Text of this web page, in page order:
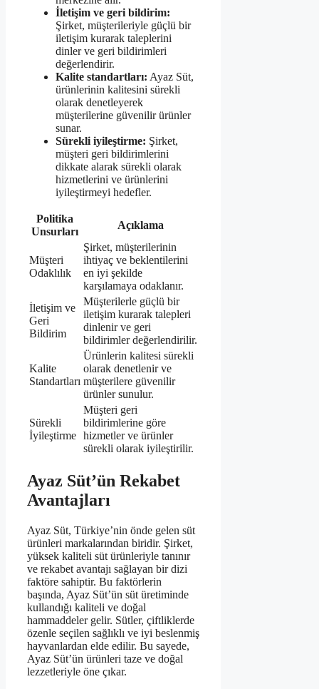
İletişim ve geri bildirim:
Şirket, müşterileriyle güçlü bir
iletişim kurarak taleplerini
dinler ve geri bildirimleri
değerlendirir.
Kalite standartları: Ayaz Süt,
ürünlerinin kalitesini sürekli
olarak denetleyerek
müşterilerine güvenilir ürünler
sunar.
Sürekli iyileştirme: Şirket,
müşteri geri bildirimlerini
dikkate alarak sürekli olarak
hizmetlerini ve ürünlerini
iyileştirmeyi hedefler.
Politika
Unsurları
Açıklama
Müşteri
Odaklılık
Şirket, müşterilerinin
ihtiyaç ve beklentilerini
en iyi şekilde
karşılamaya odaklanır.
İletişim ve
Geri
Bildirim
Müşterilerle güçlü bir
iletişim kurarak talepleri
dinlenir ve geri
bildirimler değerlendirilir.
Kalite
Standartları
Ürünlerin kalitesi sürekli
olarak denetlenir ve
müşterilere güvenilir
ürünler sunulur.
Sürekli
İyileştirme
Müşteri geri
bildirimlerine göre
hizmetler ve ürünler
sürekli olarak iyileştirilir.
Ayaz Süt’ün Rekabet
Avantajları
Ayaz Süt, Türkiye’nin önde gelen süt
ürünleri markalarından biridir. Şirket,
yüksek kaliteli süt ürünleriyle tanınır
ve rekabet avantajı sağlayan bir dizi
faktöre sahiptir. Bu faktörlerin
başında, Ayaz Süt’ün süt üretiminde
kullandığı kaliteli ve doğal
hammaddeler gelir. Sütler, çiftliklerde
özenle seçilen sağlıklı ve iyi beslenmiş
hayvanlardan elde edilir. Bu sayede,
Ayaz Süt’ün ürünleri taze ve doğal
lezzetleriyle öne çıkar.